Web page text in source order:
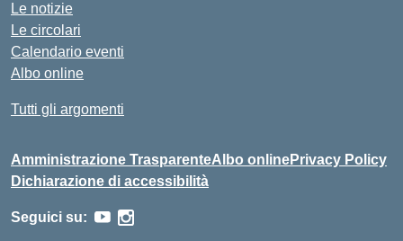
Le notizie
Le circolari
Calendario eventi
Albo online
Tutti gli argomenti
Amministrazione TrasparenteAlbo onlinePrivacy Policy
Dichiarazione di accessibilità
Seguici su: